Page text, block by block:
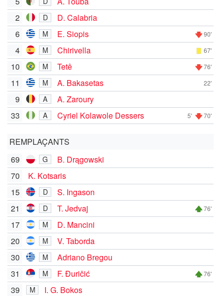
2
D
D. Calabria
6
M E. Siopis 90'
4 M Chirivella 67'
10 M Tetê 76'
11 M A. Bakasetas 22'
9 A
A. Zaroury
33
A Cyriel Kolawole Dessers 5' 70'
REMPLAÇANTS
69
G
B. Drągowski
70
K. Kotsaris
15
D
S. Ingason
21
D T. Jedvaj 76'
17 M
D. Mancini
20
M
V. Taborda
30
M
Adriano Bregou
31
M F. Đuričić 76'
39 M
I. G. Bokos